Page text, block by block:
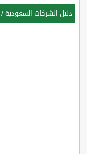
دليل الشركات السعودية /